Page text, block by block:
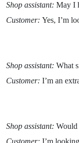
Shop assistant: May I
Customer: Yes, I’m
Shop assistant: What
Customer: I’m an
Shop assistant: Would
Customer: I’m